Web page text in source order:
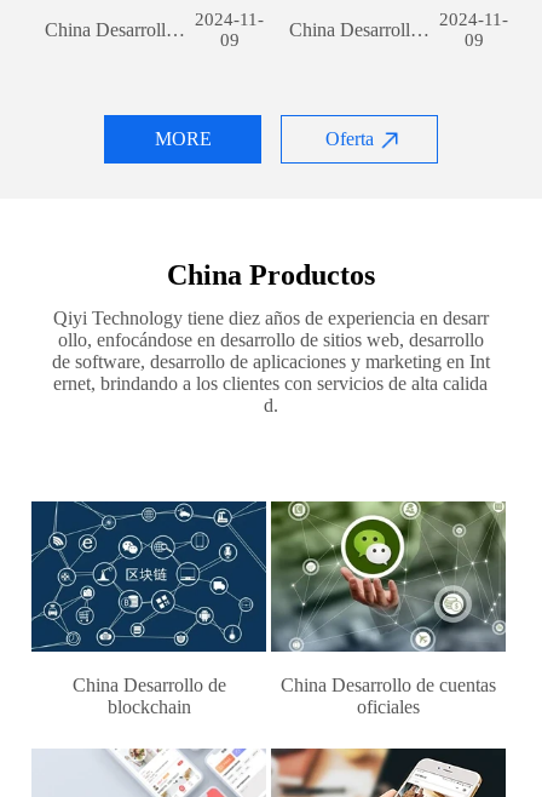
China Desarrollo del sitio web de comercio exterior: una guía integral
2024-11-
09
China Desarrollo del sitio web de comercio exterior: una guía integral
2024-11-
09
MORE Oferta
China Productos
Qiyi Technology tiene diez años de experiencia en desarr
ollo, enfocándose en desarrollo de sitios web, desarrollo
de software, desarrollo de aplicaciones y marketing en Int
ernet, brindando a los clientes con servicios de alta calida
d.
China Desarrollo de
blockchain
China Desarrollo de cuentas
oficiales